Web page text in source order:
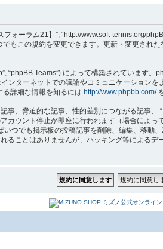
フォーラム21】”, “http://www.soft-
もこの規約を変更できます。更新・変更され
“phpBB Teams”) によって構築されています。
ンターネットでの議論やコミュニケーション
詳細な情報を知るには http://www.phpbb.com/
、脅迫的な記事、性的差別につながる記事
カウント停止が即座に行われます（場合によ
つでも掲示板の投稿記事を削除、編集、移
ことはありませんが、ハッキング等による